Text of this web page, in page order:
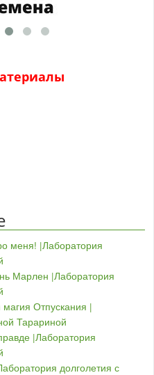
меня! |Лаборатория
Марлен |Лаборатория
Отпускания |
Тарариной
|Лаборатория
долголетия с